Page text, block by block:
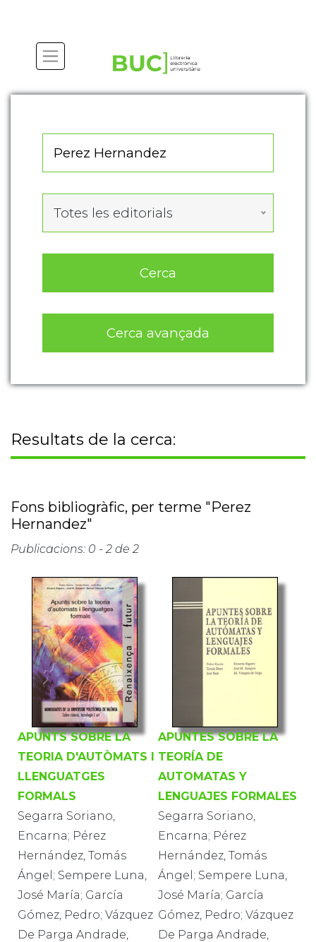
Totes les editorials
Cerca
Cerca avançada
Resultats de la cerca:
Fons bibliogràfic, per terme "Perez
Hernandez"
Publicacions: 0 - 2 de 2
APUNTS SOBRE LA
TEORIA D'AUTÒMATS I
LLENGUATGES
FORMALS
Segarra Soriano,
Encarna; Pérez
Hernández, Tomás
Ángel; Sempere Luna,
José María; García
Gómez, Pedro; Vázquez
De Parga Andrade,
APUNTES SOBRE LA
TEORÍA DE
AUTOMATAS Y
LENGUAJES FORMALES
Segarra Soriano,
Encarna; Pérez
Hernández, Tomás
Ángel; Sempere Luna,
José María; García
Gómez, Pedro; Vázquez
De Parga Andrade,